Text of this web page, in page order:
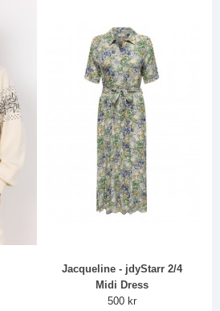
Jacqueline - jdyStarr 2/4
Midi Dress
500 kr